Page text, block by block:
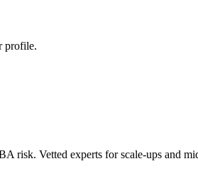
profile.
risk. Vetted experts for scale-ups and